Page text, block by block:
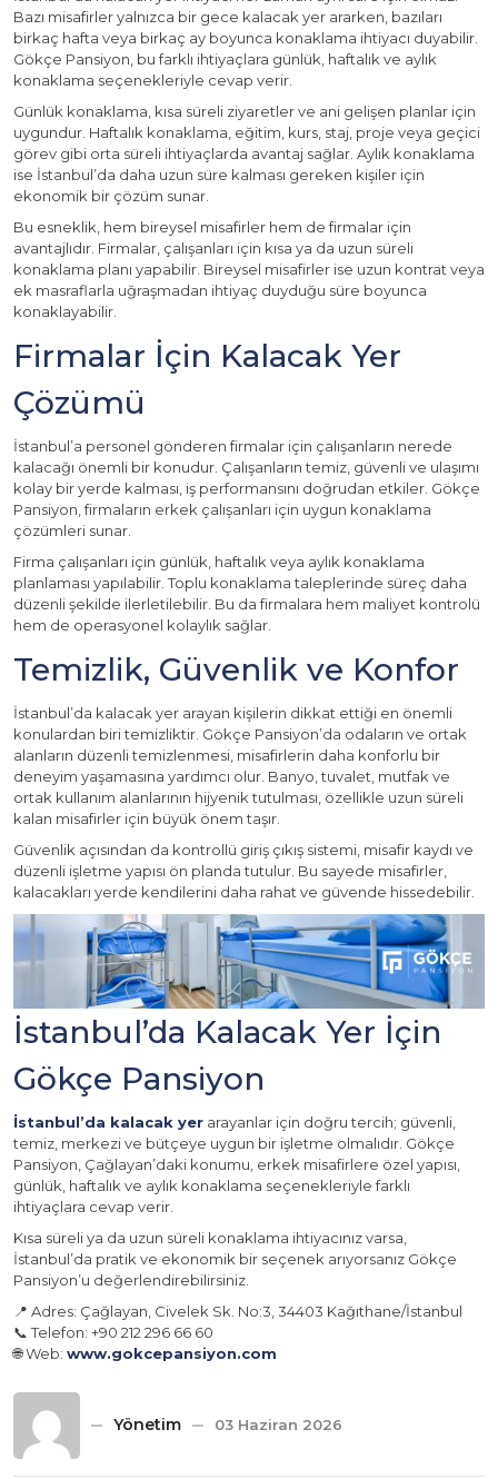
Bazı misafirler yalnızca bir gece kalacak yer ararken, bazıları
birkaç hafta veya birkaç ay boyunca konaklama ihtiyacı duyabilir.
Gökçe Pansiyon, bu farklı ihtiyaçlara günlük, haftalık ve aylık
konaklama seçenekleriyle cevap verir.
Günlük konaklama, kısa süreli ziyaretler ve ani gelişen planlar için
uygundur. Haftalık konaklama, eğitim, kurs, staj, proje veya geçici
görev gibi orta süreli ihtiyaçlarda avantaj sağlar. Aylık konaklama
ise İstanbul’da daha uzun süre kalması gereken kişiler için
ekonomik bir çözüm sunar.
Bu esneklik, hem bireysel misafirler hem de firmalar için
avantajlıdır. Firmalar, çalışanları için kısa ya da uzun süreli
konaklama planı yapabilir. Bireysel misafirler ise uzun kontrat veya
ek masraflarla uğraşmadan ihtiyaç duyduğu süre boyunca
konaklayabilir.
Firmalar İçin Kalacak Yer
Çözümü
İstanbul’a personel gönderen firmalar için çalışanların nerede
kalacağı önemli bir konudur. Çalışanların temiz, güvenli ve ulaşımı
kolay bir yerde kalması, iş performansını doğrudan etkiler. Gökçe
Pansiyon, firmaların erkek çalışanları için uygun konaklama
çözümleri sunar.
Firma çalışanları için günlük, haftalık veya aylık konaklama
planlaması yapılabilir. Toplu konaklama taleplerinde süreç daha
düzenli şekilde ilerletilebilir. Bu da firmalara hem maliyet kontrolü
hem de operasyonel kolaylık sağlar.
Temizlik, Güvenlik ve Konfor
İstanbul’da kalacak yer arayan kişilerin dikkat ettiği en önemli
konulardan biri temizliktir. Gökçe Pansiyon’da odaların ve ortak
alanların düzenli temizlenmesi, misafirlerin daha konforlu bir
deneyim yaşamasına yardımcı olur. Banyo, tuvalet, mutfak ve
ortak kullanım alanlarının hijyenik tutulması, özellikle uzun süreli
kalan misafirler için büyük önem taşır.
Güvenlik açısından da kontrollü giriş çıkış sistemi, misafir kaydı ve
düzenli işletme yapısı ön planda tutulur. Bu sayede misafirler,
kalacakları yerde kendilerini daha rahat ve güvende hissedebilir.
İstanbul’da Kalacak Yer İçin
Gökçe Pansiyon
İstanbul’da kalacak yer arayanlar için doğru tercih; güvenli,
temiz, merkezi ve bütçeye uygun bir işletme olmalıdır. Gökçe
Pansiyon, Çağlayan’daki konumu, erkek misafirlere özel yapısı,
günlük, haftalık ve aylık konaklama seçenekleriyle farklı
ihtiyaçlara cevap verir.
Kısa süreli ya da uzun süreli konaklama ihtiyacınız varsa,
İstanbul’da pratik ve ekonomik bir seçenek arıyorsanız Gökçe
Pansiyon’u değerlendirebilirsiniz.
📍 Adres: Çağlayan, Civelek Sk. No:3, 34403 Kağıthane/İstanbul
📞 Telefon: +90 212 296 66 60
🌐 Web: www.gokcepansiyon.com
Yönetim 03 Haziran 2026